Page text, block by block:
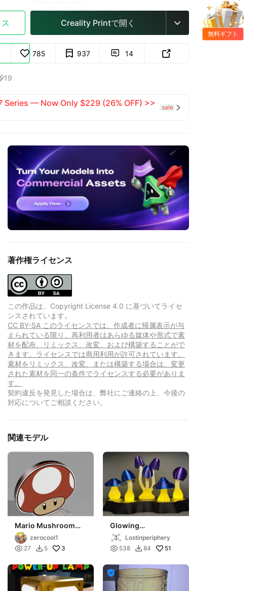
Creality Printで開く 
785 937  14 
19
Series — Now Only $229 (26% OFF) >>
sale 
著作権ライセンス
この作品は、Copyright License 4.0 に基づいてライセ
ンスされています。
CC BY-SA このライセンスでは、作成者に帰属表示が与
えられている限り、再利用者はあらゆる媒体や形式で素
材を配布、リミックス、改変、および構築することがで
きます。ライセンスでは商用利用が許可されています。
素材をリミックス、改変、または構築する場合は、変更
された素材を同一の条件でライセンスする必要がありま
す。
契約違反を発見した場合は、弊社にご連絡の上、今後の
対応についてご相談ください。
関連モデル
Mario Mushroom
Light zerocool1
 27  5 3
Glowing
Mushrooms and
Illuminated TeaLight
Base
Lostinperiphery
 538  84 51

無料ギフト